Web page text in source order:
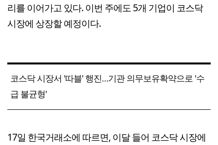
리를 이어가고 있다. 이번 주에도 5개 기업이 코스닥
시장에 상장할 예정이다.
코스닥 시장서 '따블' 행진…기관 의무보유확약으로 '수
급 불균형'
17일 한국거래소에 따르면, 이달 들어 코스닥 시장에